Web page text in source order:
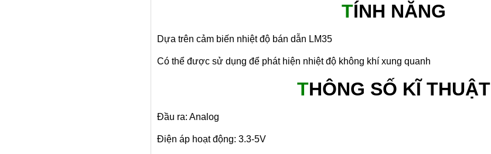
TÍNH NĂNG
Dựa trên cảm biến nhiệt độ bán dẫn LM35
Có thể được sử dụng để phát hiện nhiệt độ không khí xung quanh
THÔNG SỐ KĨ THUẬT
Đầu ra: Analog
Điện áp hoạt động: 3.3-5V